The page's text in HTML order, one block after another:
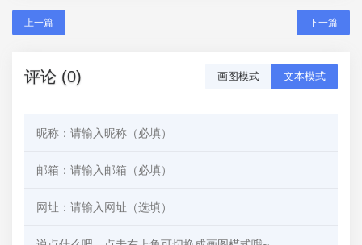
上一篇 下一篇
评论 (0) 画图模式 文本模式